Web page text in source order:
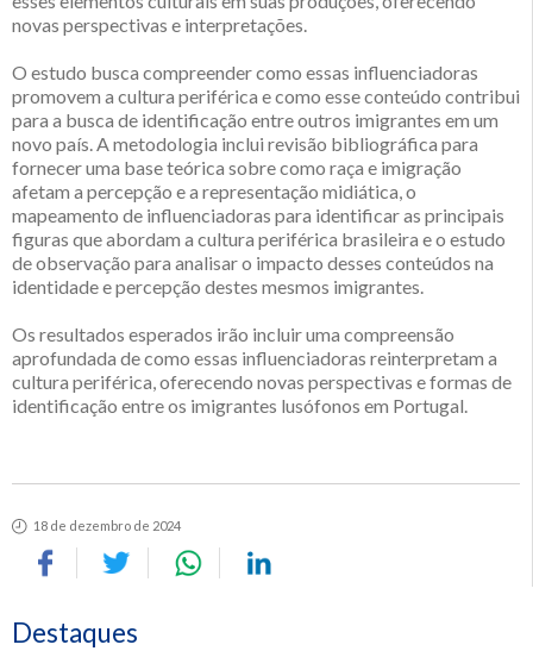
novas perspectivas e interpretações.
O estudo busca compreender como essas influenciadoras
promovem a cultura periférica e como esse conteúdo contribui
para a busca de identificação entre outros imigrantes em um
novo país. A metodologia inclui revisão bibliográfica para
fornecer uma base teórica sobre como raça e imigração
afetam a percepção e a representação midiática, o
mapeamento de influenciadoras para identificar as principais
figuras que abordam a cultura periférica brasileira e o estudo
de observação para analisar o impacto desses conteúdos na
identidade e percepção destes mesmos imigrantes.
Os resultados esperados irão incluir uma compreensão
aprofundada de como essas influenciadoras reinterpretam a
cultura periférica, oferecendo novas perspectivas e formas de
identificação entre os imigrantes lusófonos em Portugal.
18 de dezembro de 2024
Destaques